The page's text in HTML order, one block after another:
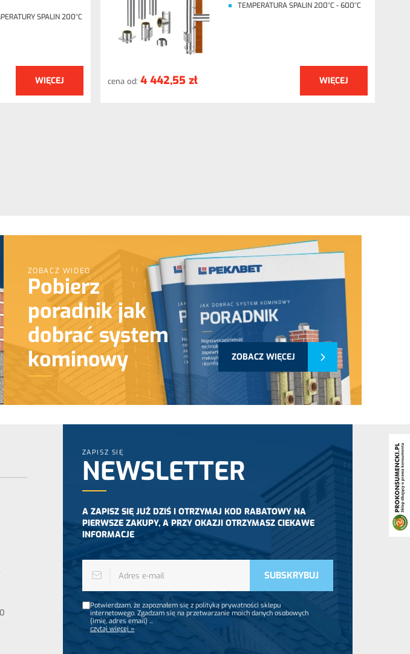
SPALIN 200°C
WIĘCEJ
TEMPERATURA SPALIN 200°C - 600°C
cena od: 4 442,55 zł WIĘCEJ
ZOBACZ WIDEO
Pobierz
poradnik jak
dobrać system
kominowy
ZOBACZ WIĘCEJ
ZAPISZ SIĘ
NEWSLETTER
A ZAPISZ SIĘ JUŻ DZIŚ I OTRZYMAJ KOD RABATOWY NA
PIERWSZE ZAKUPY, A PRZY OKAZJI OTRZYMASZ CIEKAWE
INFORMACJE
Potwierdzam, że zapoznałem się z polityką prywatności sklepu
internetowego. Zgadzam się na przetwarzanie moich danych osobowych
(imię, adres email) ...
czytaj więcej »